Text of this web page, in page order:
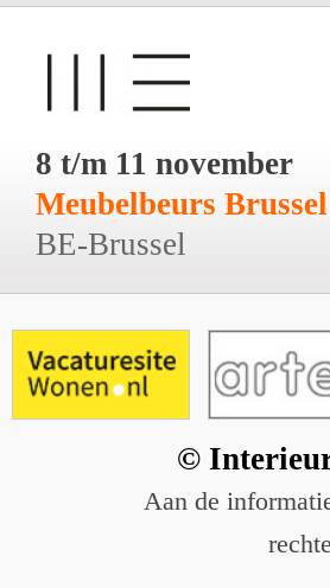
8 t/m 11 november
Meubelbeurs Brussel
BE-Brussel
©
Aan de